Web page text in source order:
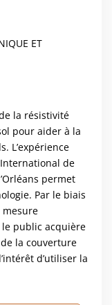
ET
la résistivité
pour aider à la
L’expérience
de
permet
Par le biais
mesure
public acquière
la couverture
d’utiliser la